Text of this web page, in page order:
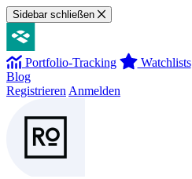
Sidebar schließen
Portfolio-Tracking Watchlists
Blog
Registrieren Anmelden